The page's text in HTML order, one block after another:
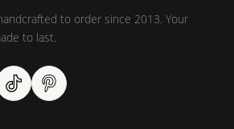
to order since 2013. Your
to last.